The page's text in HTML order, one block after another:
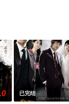
信息可移步至豆
已完结